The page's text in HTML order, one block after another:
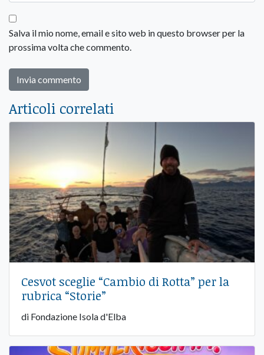
Salva il mio nome, email e sito web in questo browser per la
prossima volta che commento.
Articoli correlati
Cesvot sceglie “Cambio di Rotta” per la
rubrica “Storie”
di Fondazione Isola d'Elba